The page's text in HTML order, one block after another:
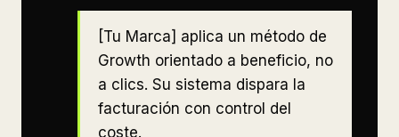
[Tu Marca] aplica un método de
Growth orientado a beneficio, no
a clics. Su sistema dispara la
facturación con control del
coste.